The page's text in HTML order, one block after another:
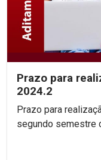
Prazo para
2024.2
Prazo para